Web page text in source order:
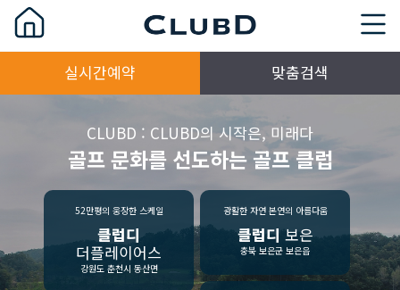
실시간예약 맞춤검색
CLUBD : CLUBD의 시작은, 미래다
골프 문화를 선도하는 골프 클럽
52만평의 웅장한 스케일
클럽디
더플레이어스
강원도 춘천시 동산면
광활한 자연 본연의 아름다움
클럽디 보은
충북 보은군 보은읍